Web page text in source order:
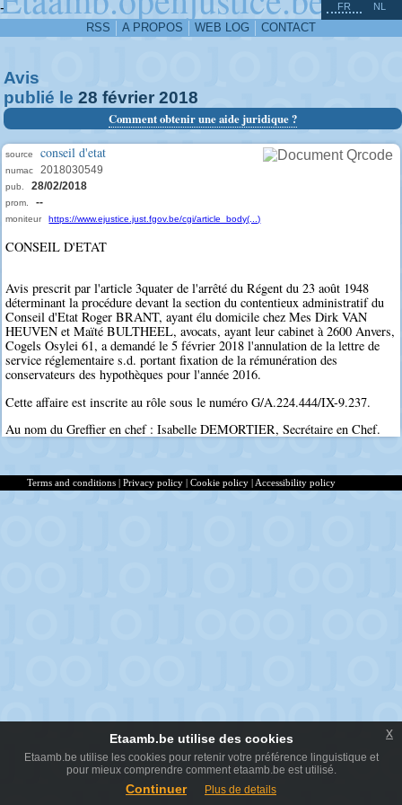
-
RSS A PROPOS WEB LOG CONTACT
FR NL
Avis
publié le 28 février 2018
Comment obtenir une aide juridique ?
source conseil d'etat
numac 2018030549
pub. 28/02/2018
prom. --
moniteur https://www.ejustice.just.fgov.be/cgi/article_body(...)
CONSEIL D'ETAT
Avis prescrit par l'article 3quater de l'arrêté du Régent du 23 août 1948
déterminant la procédure devant la section du contentieux administratif du
Conseil d'Etat Roger BRANT, ayant élu domicile chez Mes Dirk VAN
HEUVEN et Maïté BULTHEEL, avocats, ayant leur cabinet à 2600 Anvers,
Cogels Osylei 61, a demandé le 5 février 2018 l'annulation de la lettre de
service réglementaire s.d. portant fixation de la rémunération des
conservateurs des hypothèques pour l'année 2016.
Cette affaire est inscrite au rôle sous le numéro G/A.224.444/IX-9.237.
Au nom du Greffier en chef : Isabelle DEMORTIER, Secrétaire en Chef.
^
Terms and conditions | Privacy policy | Cookie policy | Accessibility policy
Etaamb.be utilise des cookies
Etaamb.be utilise les cookies pour retenir votre préférence linguistique et
pour mieux comprendre comment etaamb.be est utilisé.
Continuer Plus de details
x